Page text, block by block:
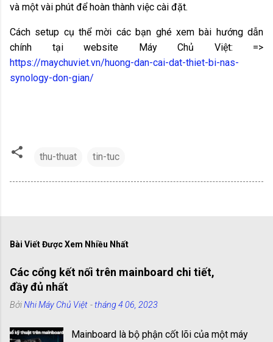
và một vài phút để hoàn thành việc cài đặt.
Cách setup cụ thể mời các bạn ghé xem bài hướng dẫn
chính tại website Máy Chủ Việt: =>
https://maychuviet.vn/huong-dan-cai-dat-thiet-bi-nas-
synology-don-gian/
thu-thuat tin-tuc
Bài Viết Được Xem Nhiều Nhất
Các cổng kết nối trên mainboard chi tiết,
đầy đủ nhất
BởiNhi Máy Chủ Việt -tháng 4 06, 2023
Mainboard là bộ phận cốt lõi của một máy